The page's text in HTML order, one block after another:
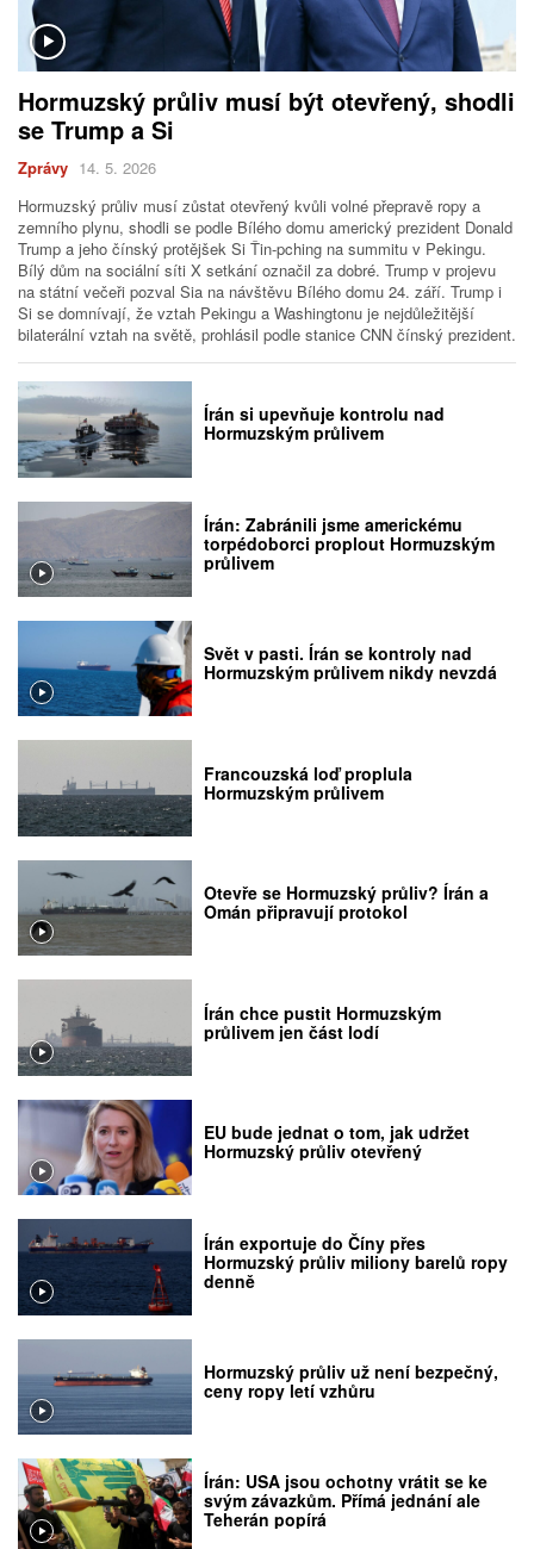
Hormuzský průliv musí být otevřený, shodli
se Trump a Si
Zprávy 14. 5. 2026
Hormuzský průliv musí zůstat otevřený kvůli volné přepravě ropy a
zemního plynu, shodli se podle Bílého domu americký prezident Donald
Trump a jeho čínský protějšek Si Ťin-pching na summitu v Pekingu.
Bílý dům na sociální síti X setkání označil za dobré. Trump v projevu
na státní večeři pozval Sia na návštěvu Bílého domu 24. září. Trump i
Si se domnívají, že vztah Pekingu a Washingtonu je nejdůležitější
bilaterální vztah na světě, prohlásil podle stanice CNN čínský prezident.
Írán si upevňuje kontrolu nad
Hormuzským průlivem
Írán: Zabránili jsme americkému
torpédoborci proplout Hormuzským
průlivem
Svět v pasti. Írán se kontroly nad
Hormuzským průlivem nikdy nevzdá
Francouzská loď proplula
Hormuzským průlivem
Otevře se Hormuzský průliv? Írán a
Omán připravují protokol
Írán chce pustit Hormuzským
průlivem jen část lodí
EU bude jednat o tom, jak udržet
Hormuzský průliv otevřený
Írán exportuje do Číny přes
Hormuzský průliv miliony barelů ropy
denně
Hormuzský průliv už není bezpečný,
ceny ropy letí vzhůru
Írán: USA jsou ochotny vrátit se ke
svým závazkům. Přímá jednání ale
Teherán popírá